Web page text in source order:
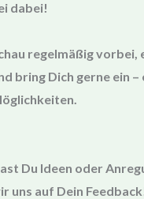
dabei!
regelmäßig
bring Dich gerne ein
Du Ideen oder
uns auf Dein